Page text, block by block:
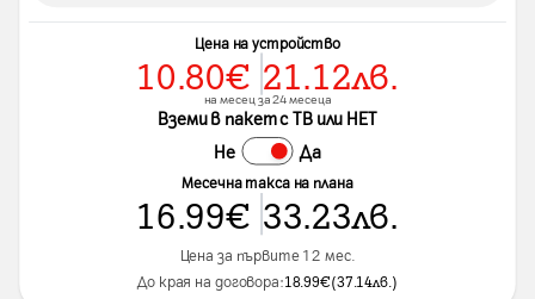
Цена на устройство
10.80€ 21.12лв.
на месец за 24 месеца
Вземи в пакет с ТВ или НЕТ
Не Да
Месечна такса на плана
16.99€ 33.23лв.
Цена за първите 12 мес.
До края на договора:18.99€(37.14лв.)